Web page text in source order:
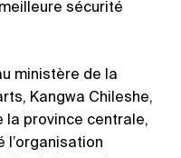
sécurité
ministère de la
Kangwa Chileshe,
la province centrale,
l’organisation